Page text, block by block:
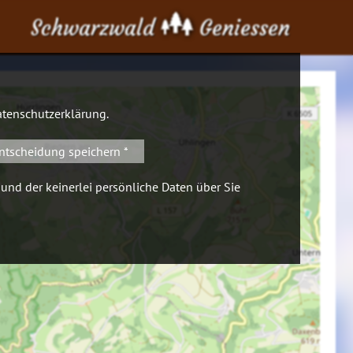
Schwarzwald Geniessen
.
speichern *
der keinerlei persönliche Daten über Sie